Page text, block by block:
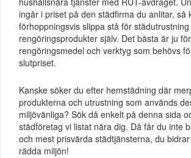
ingår i priset på den städfirma du anlitar, så
förhoppningsvis slippa stå för
rengöringsprodukter själv. Det bästa är ju
rengöringsmedel och verktyg som behövs
slutpriset.
Kanske söker du efter hemstädning där
produkterna och utrustning som används
miljövänliga? Sök då enkelt på denna sida
städföretag vi listat nära dig. Då får du inte
och mest prisvärda städtjänsterna, du
rädda miljön!